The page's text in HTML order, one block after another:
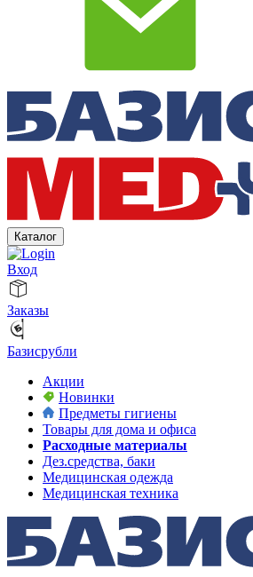
Каталог
Вход
Заказы
Базисрубли
Акции
Новинки
Предметы гигиены
Товары для дома и офиса
Расходные материалы
Дез.средства, баки
Медицинская одежда
Медицинская техника